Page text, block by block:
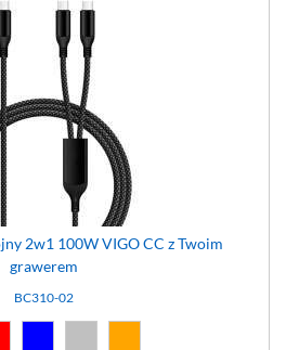
2w1 100W VIGO CC z Twoim
grawerem
BC310-02